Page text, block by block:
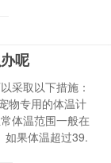
呢
采取以下措施：
物专用的体温计
体温范围一般在
如果体温超过39.